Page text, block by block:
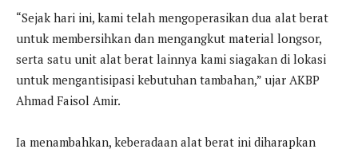
“Sejak hari ini, kami telah mengoperasikan dua alat berat
untuk membersihkan dan mengangkut material longsor,
serta satu unit alat berat lainnya kami siagakan di lokasi
untuk mengantisipasi kebutuhan tambahan,” ujar AKBP
Ahmad Faisol Amir.
Ia menambahkan, keberadaan alat berat ini diharapkan